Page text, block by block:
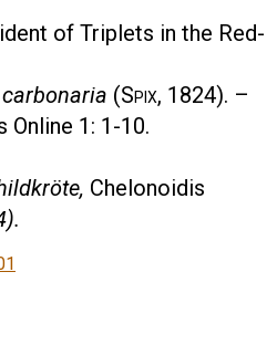
of Triplets in the Red-
(Spix, 1824). –
1: 1-10.
Chelonoidis